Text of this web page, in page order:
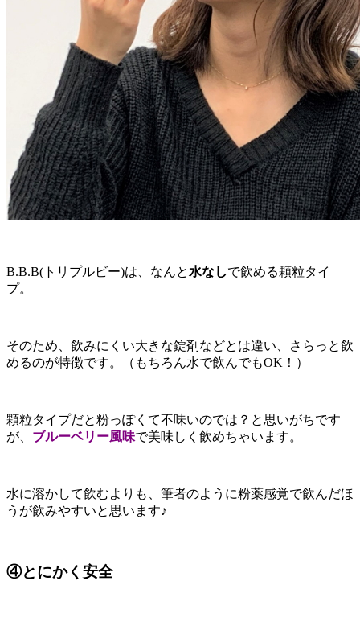
B.B.B(トリプルビー)は、なんと 水なしで飲める顆粒タイ
プ。
そのため、飲みにくい大きな錠剤などとは違い、さらっと飲
めるのが特徴です。（もちろん水で飲んでもOK！）
顆粒タイプだと粉っぽくて不味いのでは？と思いがちです
が、 ブルーベリー風味で美味しく飲めちゃいます。
水に溶かして飲むよりも、筆者のように粉薬感覚で飲んだほ
うが飲みやすいと思います♪
④とにかく安全